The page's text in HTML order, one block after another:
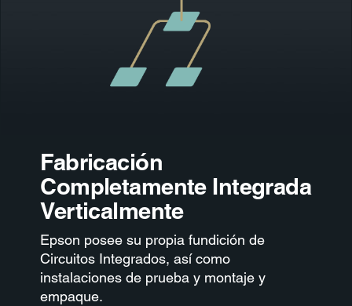
Fabricación
Completamente Integrada
Verticalmente
Epson posee su propia fundición de
Circuitos Integrados, así como
instalaciones de prueba y montaje y
empaque.